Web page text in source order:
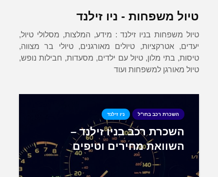
טיול משפחות - ניו זילנד
טיול משפחות בניו זילנד : מידע, המלצות, מסלולי טיול,
יעדים, אטרקציות, טיולים מאורגנים, טיולי בר מצווה,
טיסות, בתי מלון, טיול עם ילדים, מסעדות, חבילות נופש,
טיול מאורגן למשפחות ועוד
השכרת רכב בחו"ל ניו זילנד
השכרת רכב בניו זילנד –
השוואת מחירים וטיפים